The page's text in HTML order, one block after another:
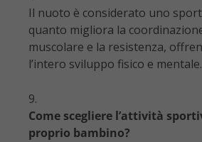
Il nuoto è considerato uno
quanto migliora la
muscolare e la resistenza,
l’intero sviluppo fisico e mentale.
Come scegliere l’attività
proprio bambino?